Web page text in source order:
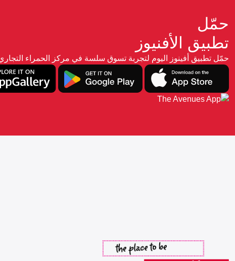
حمّل
تطبيق الأفنيوز
حمّل تطبيق أفينوز اليوم لتجربة تسوق سلسة في مركز الحمراء